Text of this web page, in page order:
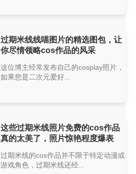
过期米线线喵图片的精选图包，让
你尽情领略cos作品的风采
这位博主经常发布自己的cosplay照片，
如果您是二次元爱好...
这些过期米线照片免费的cos作品
真的太美了，照片惊艳程度爆表
过期米线的cos作品并不限于特定动漫或
游戏角色，过期米线还经...